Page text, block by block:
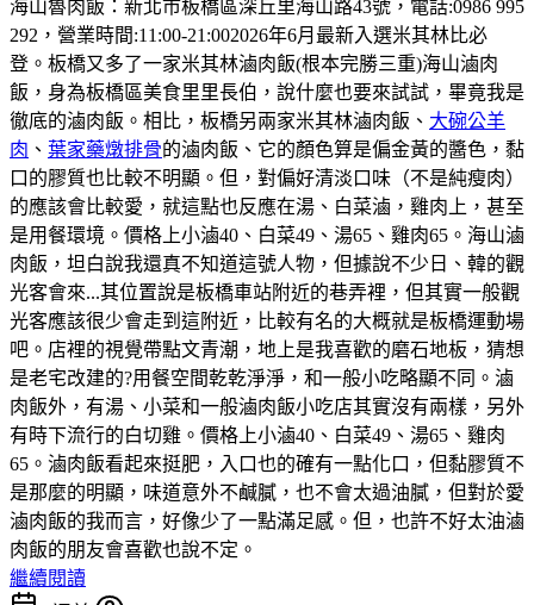
海山魯肉飯：新北市板橋區深丘里海山路43號，電話:0986 995
292，營業時間:11:00-21:002026年6月最新入選米其林比必
登。板橋又多了一家米其林滷肉飯(根本完勝三重)海山滷肉
飯，身為板橋區美食里里長伯，說什麼也要來試試，畢竟我是
徹底的滷肉飯。相比，板橋另兩家米其林滷肉飯、 大碗公羊
肉 、 葉家藥燉排骨的滷肉飯、它的顏色算是偏金黃的醬色，黏
口的膠質也比較不明顯。但，對偏好清淡口味（不是純瘦肉）
的應該會比較愛，就這點也反應在湯、白菜滷，雞肉上，甚至
是用餐環境。價格上小滷40、白菜49、湯65、雞肉65。海山滷
肉飯，坦白說我還真不知道這號人物，但據說不少日、韓的觀
光客會來...其位置說是板橋車站附近的巷弄裡，但其實一般觀
光客應該很少會走到這附近，比較有名的大概就是板橋運動場
吧。店裡的視覺帶點文青潮，地上是我喜歡的磨石地板，猜想
是老宅改建的?用餐空間乾乾淨淨，和一般小吃略顯不同。滷
肉飯外，有湯、小菜和一般滷肉飯小吃店其實沒有兩樣，另外
有時下流行的白切雞。價格上小滷40、白菜49、湯65、雞肉
65。滷肉飯看起來挺肥，入口也的確有一點化口，但黏膠質不
是那麼的明顯，味道意外不鹹膩，也不會太過油膩，但對於愛
滷肉飯的我而言，好像少了一點滿足感。但，也許不好太油滷
肉飯的朋友會喜歡也說不定。
繼續閱讀